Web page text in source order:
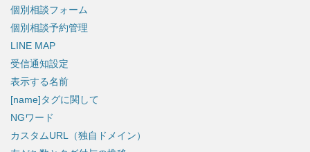
個別相談フォーム
個別相談予約管理
LINE MAP
受信通知設定
表示する名前
[name]タグに関して
NGワード
カスタムURL（独自ドメイン）